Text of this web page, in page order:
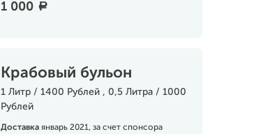
1 000 a
Крабовый бульон
1 Литр / 1400 Рублей , 0,5 Литра / 1000
Рублей
Доставка январь 2021, за счет спонсора